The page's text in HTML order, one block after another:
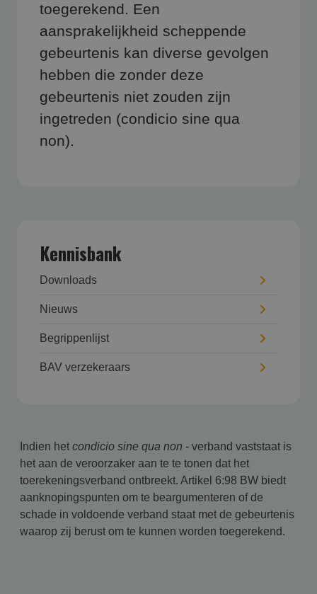
toegerekend. Een
aansprakelijkheid scheppende
gebeurtenis kan diverse gevolgen
hebben die zonder deze
gebeurtenis niet zouden zijn
ingetreden (condicio sine qua
non).
Kennisbank
Downloads
Nieuws
Begrippenlijst
BAV verzekeraars
Indien het condicio sine qua non - verband vaststaat is
het aan de veroorzaker aan te te tonen dat het
toerekeningsverband ontbreekt. Artikel 6:98 BW biedt
aanknopingspunten om te beargumenteren of de
schade in voldoende verband staat met de gebeurtenis
waarop zij berust om te kunnen worden toegerekend.